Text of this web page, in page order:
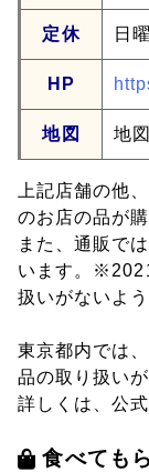
定休 日曜
HP
地図 地
上記店舗の他
のお店の品が
また、通販で
います。
扱いがないよう
東京都内では
品の取り扱い
詳しくは、公
食べても